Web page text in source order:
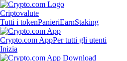
Criptovalute
Tutti i tokenPanieriEarnStaking
Crypto.com AppPer tutti gli utenti
Inizia